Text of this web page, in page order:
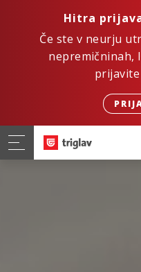
Hitra
Če ste v neurju
nepremičninah,